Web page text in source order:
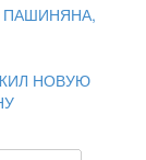
ПАШИНЯНА,
НОВУЮ